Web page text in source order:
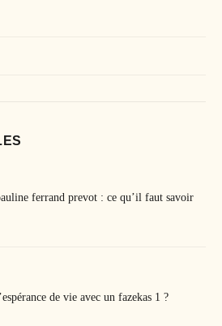
ferrand prevot : ce qu’il faut savoir
de vie avec un fazekas 1 ?